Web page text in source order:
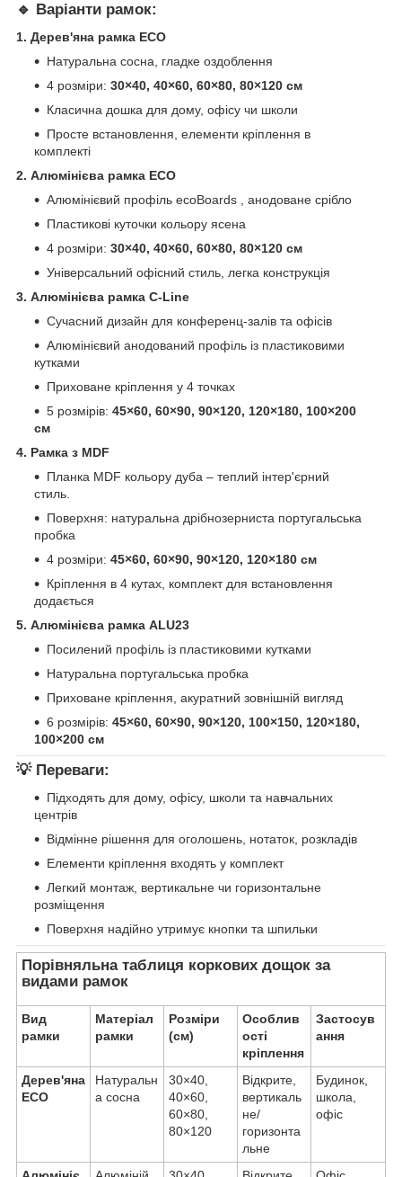
🔹 Варіанти рамок:
1. Дерев'яна рамка ECO
Натуральна сосна, гладке оздоблення
4 розміри: 30×40, 40×60, 60×80, 80×120 см
Класична дошка для дому, офісу чи школи
Просте встановлення, елементи кріплення в
комплекті
2. Алюмінієва рамка ECO
Алюмінієвий профіль ecoBoards , анодоване срібло
Пластикові куточки кольору ясена
4 розміри: 30×40, 40×60, 60×80, 80×120 см
Універсальний офісний стиль, легка конструкція
3. Алюмінієва рамка C-Line
Сучасний дизайн для конференц-залів та офісів
Алюмінієвий анодований профіль із пластиковими
кутками
Приховане кріплення у 4 точках
5 розмірів: 45×60, 60×90, 90×120, 120×180, 100×200
см
4. Рамка з MDF
Планка MDF кольору дуба – теплий інтер'єрний
стиль.
Поверхня: натуральна дрібнозерниста португальська
пробка
4 розміри: 45×60, 60×90, 90×120, 120×180 см
Кріплення в 4 кутах, комплект для встановлення
додається
5. Алюмінієва рамка ALU23
Посилений профіль із пластиковими кутками
Натуральна португальська пробка
Приховане кріплення, акуратний зовнішній вигляд
6 розмірів: 45×60, 60×90, 90×120, 100×150, 120×180,
100×200 см
💡 Переваги:
Підходять для дому, офісу, школи та навчальних
центрів
Відмінне рішення для оголошень, нотаток, розкладів
Елементи кріплення входять у комплект
Легкий монтаж, вертикальне чи горизонтальне
розміщення
Поверхня надійно утримує кнопки та шпильки
Порівняльна таблиця коркових дощок за
видами рамок
Вид
рамки
Матеріал
рамки
Розміри
(см)
Особлив
ості
кріплення
Застосув
ання
Дерев'яна
ECO
Натуральн
а сосна
30×40,
40×60,
60×80,
80×120
Відкрите,
вертикаль
не/
горизонта
льне
Будинок,
школа,
офіс